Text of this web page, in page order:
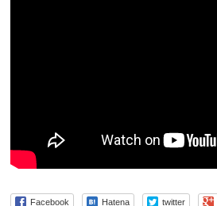
Facebook Hatena twitter